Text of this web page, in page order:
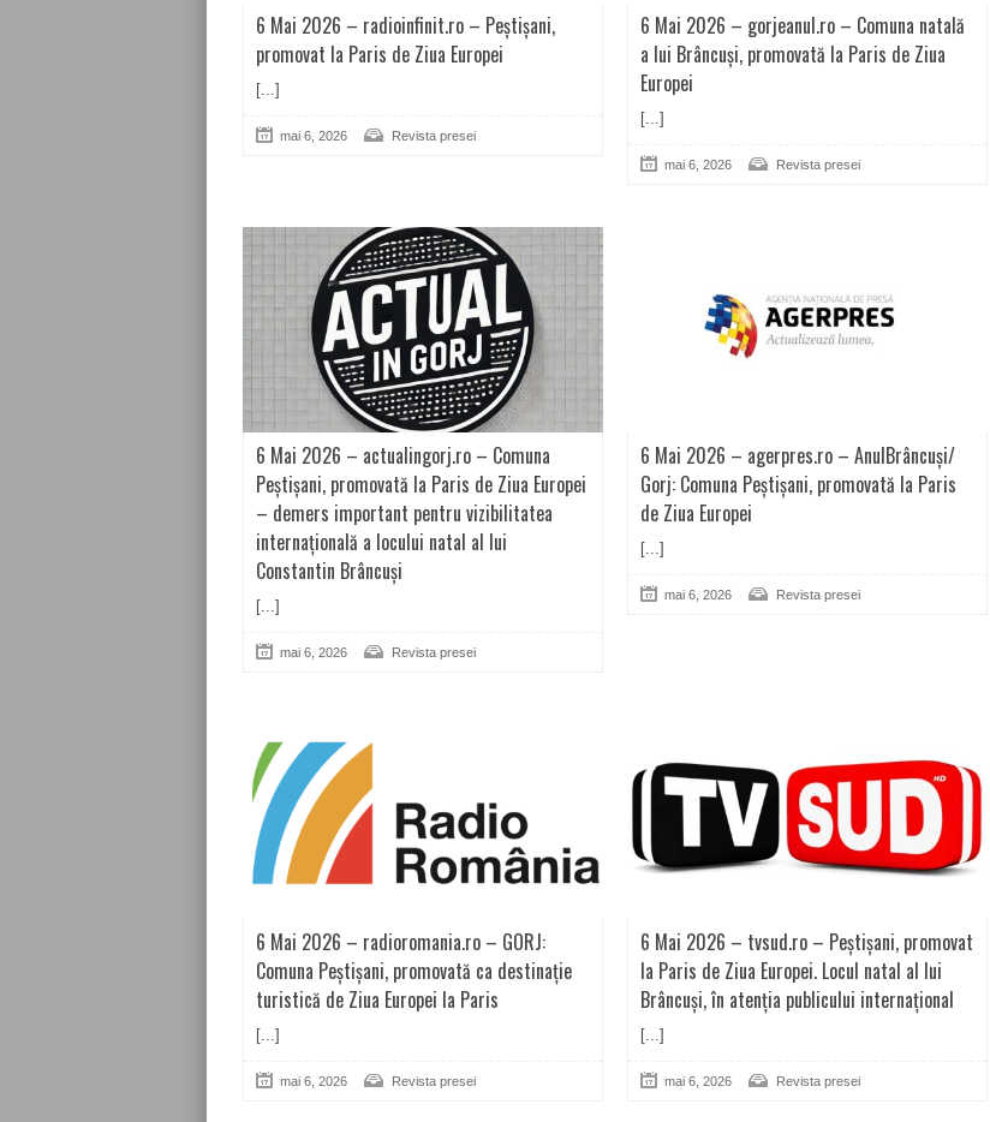
6 Mai 2026 – radioinfinit.ro – Peștișani,
promovat la Paris de Ziua Europei
[...]
mai 6, 2026 Revista presei
6 Mai 2026 – gorjeanul.ro – Comuna natală
a lui Brâncuși, promovată la Paris de Ziua
Europei
[...]
mai 6, 2026 Revista presei
6 Mai 2026 – actualingorj.ro – Comuna
Peștișani, promovată la Paris de Ziua Europei
– demers important pentru vizibilitatea
internațională a locului natal al lui
Constantin Brâncuși
[...]
mai 6, 2026 Revista presei
6 Mai 2026 – agerpres.ro – AnulBrâncuși/
Gorj: Comuna Peștișani, promovată la Paris
de Ziua Europei
[...]
mai 6, 2026 Revista presei
6 Mai 2026 – radioromania.ro – GORJ:
Comuna Peștișani, promovată ca destinație
turistică de Ziua Europei la Paris
[...]
mai 6, 2026 Revista presei
6 Mai 2026 – tvsud.ro – Peștișani, promovat
la Paris de Ziua Europei. Locul natal al lui
Brâncuși, în atenția publicului internațional
[...]
mai 6, 2026 Revista presei